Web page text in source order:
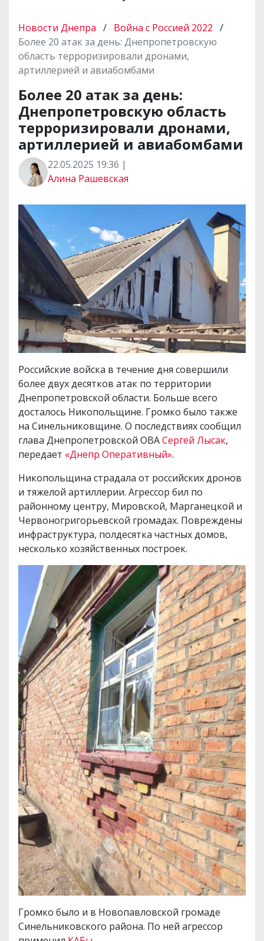
Новости Днепра / Война с Россией 2022 /
Более 20 атак за день: Днепропетровскую
область терроризировали дронами,
артиллерией и авиабомбами
Более 20 атак за день:
Днепропетровскую область
терроризировали дронами,
артиллерией и авиабомбами
22.05.2025 19:36 |
Алина Рашевская
Российские войска в течение дня совершили
более двух десятков атак по территории
Днепропетровской области. Больше всего
досталось Никопольщине. Громко было также
на Синельниковщине. О последствиях сообщил
глава Днепропетровской ОВАСергей Лысак,
передает «Днепр Оперативный».
Никопольщина страдала от российских дронов
и тяжелой артиллерии. Агрессор бил по
районному центру, Мировской, Марганецкой и
Червоногригорьевской громадах. Повреждены
инфраструктура, полдесятка частных домов,
несколько хозяйственных построек.
Громко было и в Новопавловской громаде
Синельниковского района. По ней агрессор